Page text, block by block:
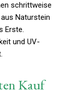
schrittweise
Naturstein
Erste.
und UV-
Kauf